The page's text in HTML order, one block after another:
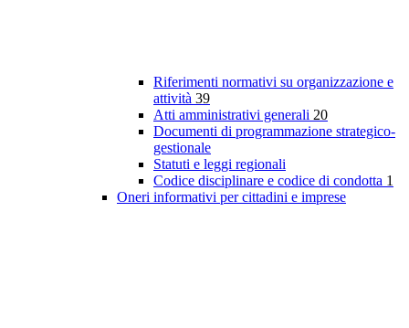
Riferimenti normativi su organizzazione e
attività 39
Atti amministrativi generali 20
Documenti di programmazione strategico-
gestionale
Statuti e leggi regionali
Codice disciplinare e codice di condotta 1
Oneri informativi per cittadini e imprese